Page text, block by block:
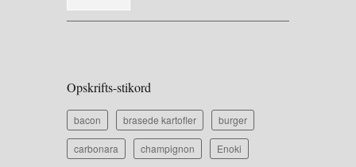
Opskrifts-stikord
bacon brasede kartofler burger
carbonara champignon Enoki